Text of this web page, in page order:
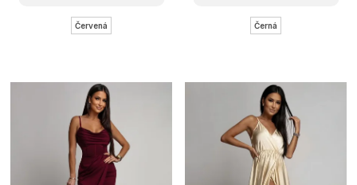
Červená Černá